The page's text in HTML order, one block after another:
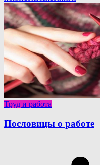
Труд и работа
Пословицы о работе